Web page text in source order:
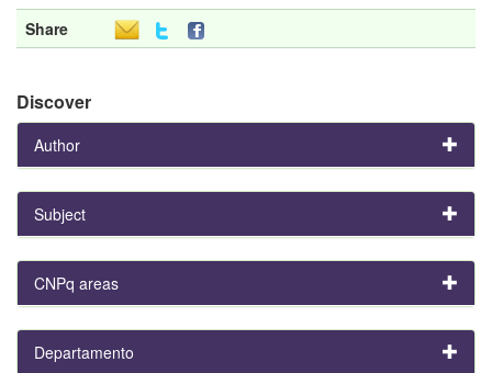
Share
Discover
Author
Subject
CNPq areas
Departamento